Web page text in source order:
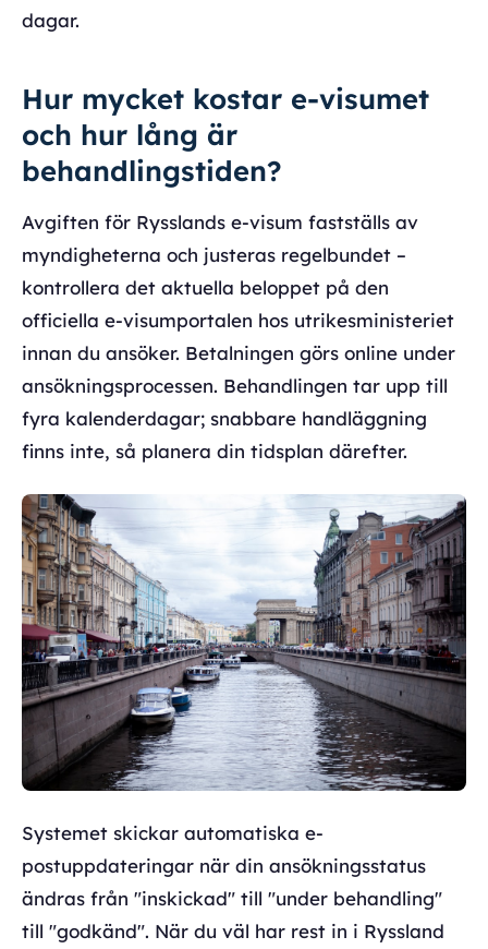
dagar.
Hur mycket kostar e-visumet
och hur lång är
behandlingstiden?
Avgiften för Rysslands e-visum fastställs av
myndigheterna och justeras regelbundet –
kontrollera det aktuella beloppet på den
officiella e-visumportalen hos utrikesministeriet
innan du ansöker. Betalningen görs online under
ansökningsprocessen. Behandlingen tar upp till
fyra kalenderdagar; snabbare handläggning
finns inte, så planera din tidsplan därefter.
Systemet skickar automatiska e-
postuppdateringar när din ansökningsstatus
ändras från "inskickad" till "under behandling"
till "godkänd". När du väl har rest in i Ryssland